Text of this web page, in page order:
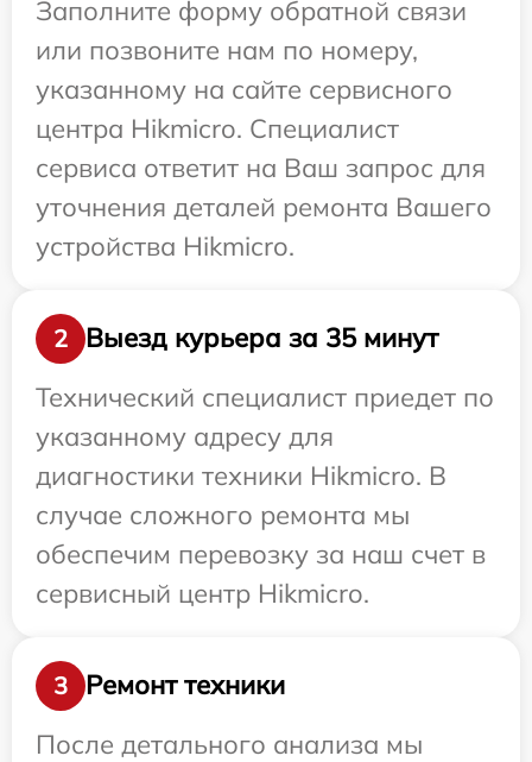
Заполните форму обратной связи
или позвоните нам по номеру,
указанному на сайте сервисного
центра Hikmicro. Специалист
сервиса ответит на Ваш запрос для
уточнения деталей ремонта Вашего
устройства Hikmicro.
2
Выезд курьера за 35 минут
Технический специалист приедет по
указанному адресу для
диагностики техники Hikmicro. В
случае сложного ремонта мы
обеспечим перевозку за наш счет в
сервисный центр Hikmicro.
3
Ремонт техники
После детального анализа мы